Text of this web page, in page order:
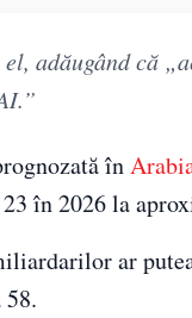
adăugând că
în
în 2026 la
ar